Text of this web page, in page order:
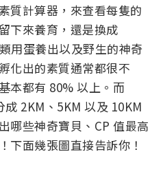
質計算器，來查看每隻的
下來養育，還是換成
用蛋養出以及野生的神奇
化出的素質通常都很不
本都有 80% 以上。而
2KM、5KM 以及 10KM
哪些神奇寶貝、CP 值最高
下面幾張圖直接告訴你！